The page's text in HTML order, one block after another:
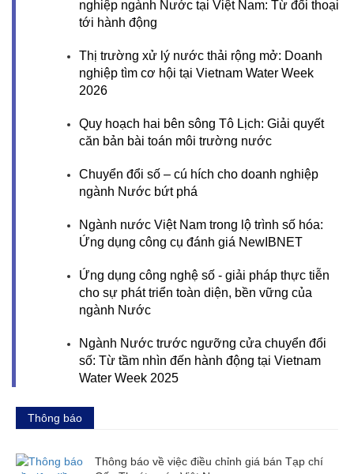
nghiệp ngành Nước tại Việt Nam: Từ đối thoại
tới hành động
Thị trường xử lý nước thải rộng mở: Doanh
nghiệp tìm cơ hội tại Vietnam Water Week
2026
Quy hoạch hai bên sông Tô Lịch: Giải quyết
căn bản bài toán môi trường nước
Chuyển đổi số – cú hích cho doanh nghiệp
ngành Nước bứt phá
Ngành nước Việt Nam trong lộ trình số hóa:
Ứng dụng công cụ đánh giá NewIBNET
Ứng dụng công nghệ số - giải pháp thực tiễn
cho sự phát triển toàn diện, bền vững của
ngành Nước
Ngành Nước trước ngưỡng cửa chuyển đổi
số: Từ tầm nhìn đến hành động tại Vietnam
Water Week 2025
Thông báo
Thông báo về việc điều chỉnh giá bán Tạp chí